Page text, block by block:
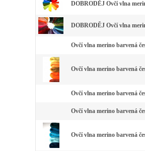
DOBRODĚJ Ovčí vlna
DOBRODĚJ Ovčí vlna
Ovčí vlna merino barvená
Ovčí vlna merino barvená
Ovčí vlna merino barvená
Ovčí vlna merino barvená
Ovčí vlna merino barvená